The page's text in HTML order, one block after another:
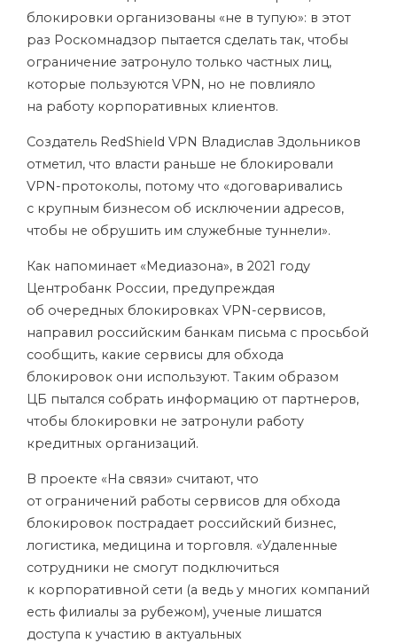
блокировки организованы «не в тупую»: в этот
раз Роскомнадзор пытается сделать так, чтобы
ограничение затронуло только частных лиц,
которые пользуются VPN, но не повлияло
на работу корпоративных клиентов.
Создатель RedShield VPN Владислав Здольников
отметил, что власти раньше не блокировали
VPN-протоколы, потому что «договаривались
с крупным бизнесом об исключении адресов,
чтобы не обрушить им служебные туннели».
Как напоминает «Медиазона», в 2021 году
Центробанк России, предупреждая
об очередных блокировках VPN-сервисов,
направил российским банкам письма с просьбой
сообщить, какие сервисы для обхода
блокировок они используют. Таким образом
ЦБ пытался собрать информацию от партнеров,
чтобы блокировки не затронули работу
кредитных организаций.
В проекте «На связи» считают, что
от ограничений работы сервисов для обхода
блокировок пострадает российский бизнес,
логистика, медицина и торговля. «Удаленные
сотрудники не смогут подключиться
к корпоративной сети (а ведь у многих компаний
есть филиалы за рубежом), ученые лишатся
доступа к участию в актуальных